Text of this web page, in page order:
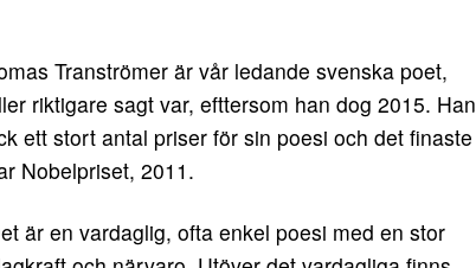
Tranströmer är vår ledande svenska poet,
riktigare sagt var, efttersom han dog 2015. Han
ett stort antal priser för sin poesi och det finaste
Nobelpriset, 2011.
är en vardaglig, ofta enkel poesi med en stor